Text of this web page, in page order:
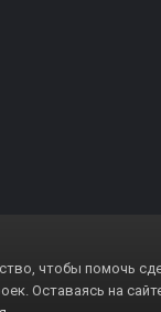
чтобы помочь
Оставаясь на